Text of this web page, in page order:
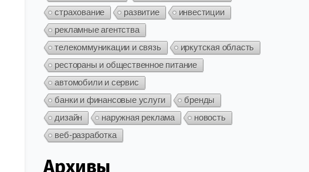
страхование
развитие
инвестиции
рекламные агентства
телекоммуникации и связь
иркутская область
рестораны и общественное питание
автомобили и сервис
банки и финансовые услуги
бренды
дизайн
наружная реклама
новость
веб-разработка
Архивы